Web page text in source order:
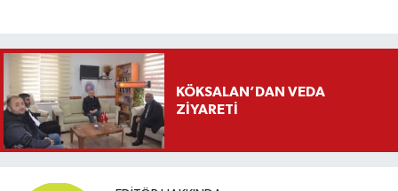
KÖKSALAN’DAN VEDA
ZİYARETİ